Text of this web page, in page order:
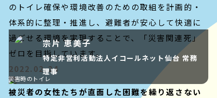
のトイレ確保や環境改善のための取組を計画的・
体系的に整理・推進し、避難者が安心して快適に
過ごせる環境を実現することで、「災害関連死」
ゼロを目指しています。
2022.02.24
宗片 恵美子
特定非営利活動法人イコールネット仙台 常務
理事
災害時のトイレ
被災者の女性たちが直面した困難を繰り返さない